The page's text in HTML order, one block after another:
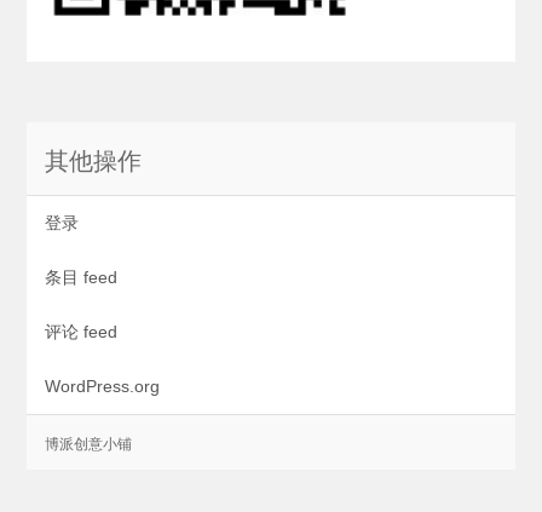
其他操作
登录
条目 feed
评论 feed
WordPress.org